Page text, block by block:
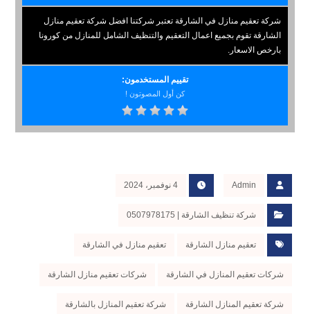
شركة تعقيم منازل في الشارقة تعتبر شركتنا افضل شركة تعقيم منازل
الشارقة تقوم بجميع اعمال التعقيم والتنظيف الشامل للمنازل من كورونا
بارخص الاسعار.
تقييم المستخدمون:
كن أول المصوتون !
Admin 4 نوفمبر، 2024
شركة تنظيف الشارقة | 0507978175
تعقيم منازل الشارقة تعقيم منازل في الشارقة
شركات تعقيم المنازل في الشارقة شركات تعقيم منازل الشارقة
شركة تعقيم المنازل الشارقة شركة تعقيم المنازل بالشارقة